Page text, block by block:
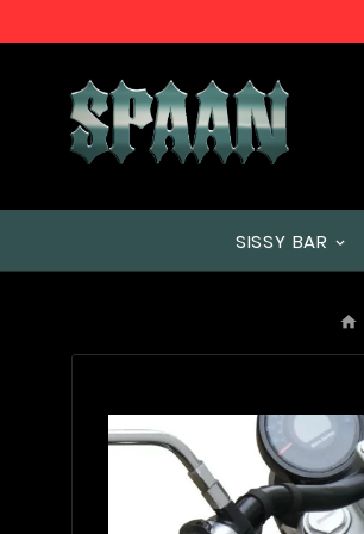
SISSY BAR